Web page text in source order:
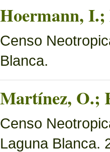
Hoermann, I.;
Censo
Blanca.
Martínez, O.;
Censo
Laguna Blanca.